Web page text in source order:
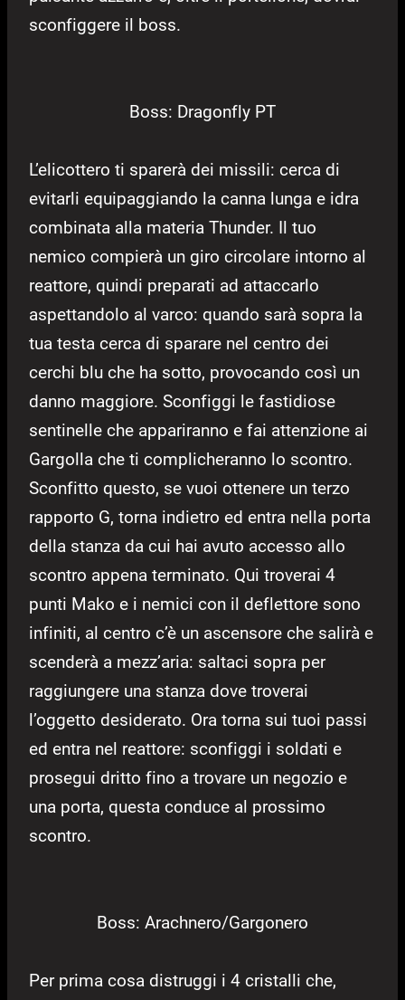
sconfiggere il boss.
Boss: Dragonfly PT
L’elicottero ti sparerà dei missili: cerca di
evitarli equipaggiando la canna lunga e idra
combinata alla materia Thunder. Il tuo
nemico compierà un giro circolare intorno al
reattore, quindi preparati ad attaccarlo
aspettandolo al varco: quando sarà sopra la
tua testa cerca di sparare nel centro dei
cerchi blu che ha sotto, provocando così un
danno maggiore. Sconfiggi le fastidiose
sentinelle che appariranno e fai attenzione ai
Gargolla che ti complicheranno lo scontro.
Sconfitto questo, se vuoi ottenere un terzo
rapporto G, torna indietro ed entra nella porta
della stanza da cui hai avuto accesso allo
scontro appena terminato. Qui troverai 4
punti Mako e i nemici con il deflettore sono
infiniti, al centro c’è un ascensore che salirà e
scenderà a mezz’aria: saltaci sopra per
raggiungere una stanza dove troverai
l’oggetto desiderato. Ora torna sui tuoi passi
ed entra nel reattore: sconfiggi i soldati e
prosegui dritto fino a trovare un negozio e
una porta, questa conduce al prossimo
scontro.
Boss: Arachnero/Gargonero
Per prima cosa distruggi i 4 cristalli che,